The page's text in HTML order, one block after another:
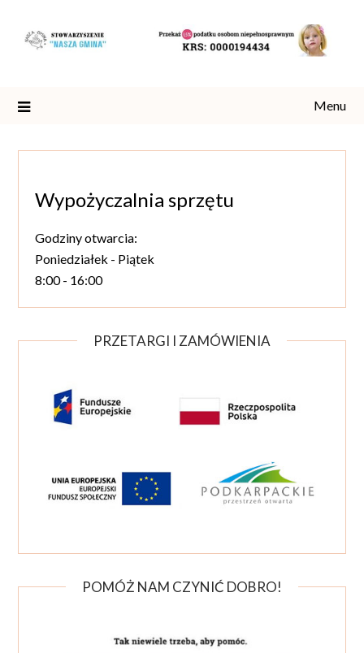
content
Menu
Wypożyczalnia sprzętu
Godziny otwarcia:
Poniedziałek - Piątek
8:00 - 16:00
PRZETARGI I ZAMÓWIENIA
POMÓŻ NAM CZYNIĆ DOBRO!